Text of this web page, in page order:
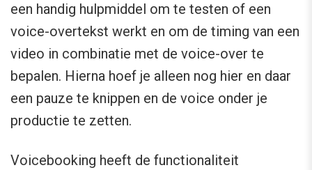
een handig hulpmiddel om te testen of een
voice-overtekst werkt en om de timing van een
video in combinatie met de voice-over te
bepalen. Hierna hoef je alleen nog hier en daar
een pauze te knippen en de voice onder je
productie te zetten.
Voicebooking heeft de functionaliteit